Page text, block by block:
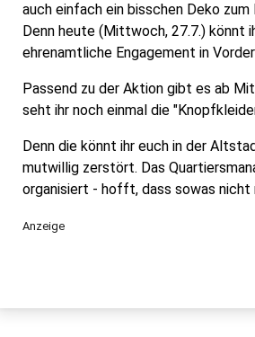
auch einfach ein bisschen Deko
Denn heute (Mittwoch, 27.7.) könnt
ehrenamtliche Engagement in
Passend zu der Aktion gibt es ab
seht ihr noch einmal die
Denn die könnt ihr euch in der
mutwillig zerstört. Das
organisiert - hofft, dass sowas nicht
Anzeige